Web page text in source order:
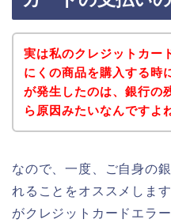
実は私のクレジットカー
にくの商品を購入する時
が発生したのは、銀行の
ら原因みたいなんですよ
なので、一度、ご自身の
れることをオススメしま
がクレジットカードエラ